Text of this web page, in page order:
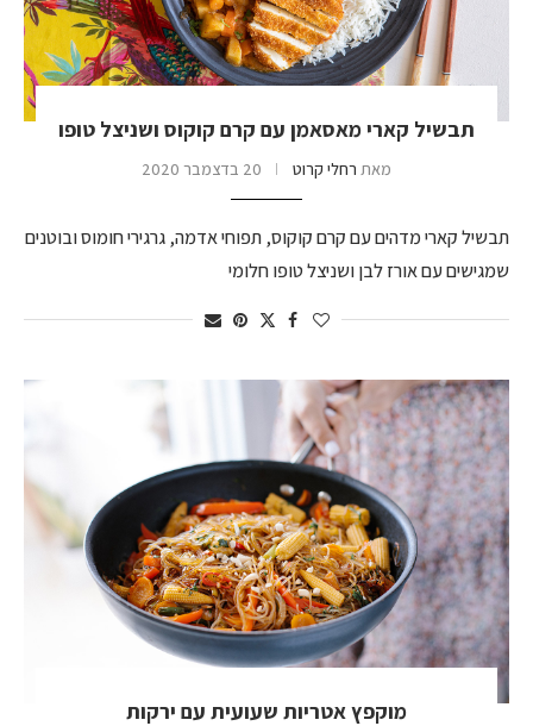
תבשיל קארי מאסאמן עם קרם קוקוס ושניצל טופו
מאת רחלי קרוט 20 בדצמבר 2020
תבשיל קארי מדהים עם קרם קוקוס, תפוחי אדמה, גרגירי חומוס ובוטנים
שמגישים עם אורז לבן ושניצל טופו חלומי
מוקפץ אטריות שעועית עם ירקות